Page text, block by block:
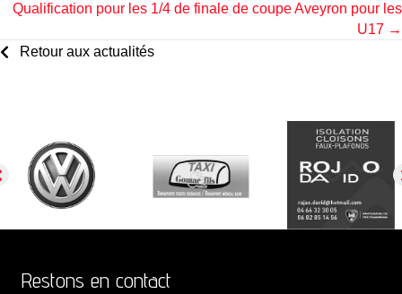
navigation
Qualification pour les 1/4 de finale de coupe Aveyron pour les
U17 →
Retour aux actualités
Restons en contact